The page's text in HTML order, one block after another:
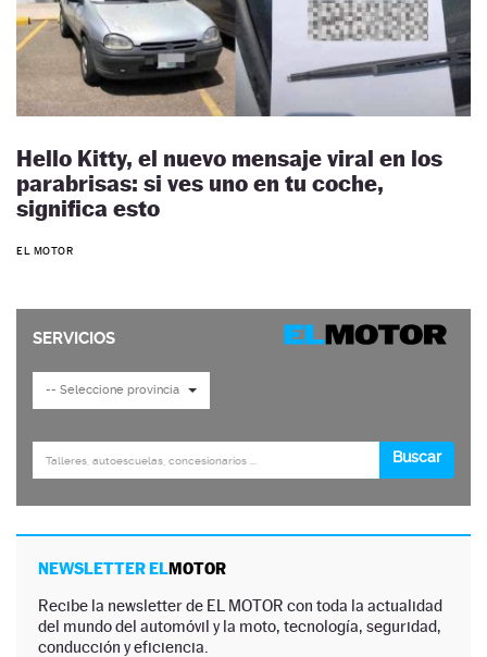
Hello Kitty, el nuevo mensaje viral en los
parabrisas: si ves uno en tu coche,
significa esto
EL MOTOR
NEWSLETTER ELMOTOR
Recibe la newsletter de EL MOTOR con toda la actualidad
del mundo del automóvil y la moto, tecnología, seguridad,
conducción y eficiencia.